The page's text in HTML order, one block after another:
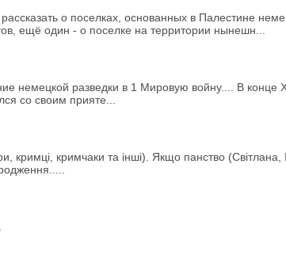
о поселках, основанных в Палестине
ещё один - о поселке на территории нынешн...
немецкой разведки в 1 Мировую войну.... В конце
со своим прияте...
кримці, кримчаки та інші). Якщо панство (Світлана,